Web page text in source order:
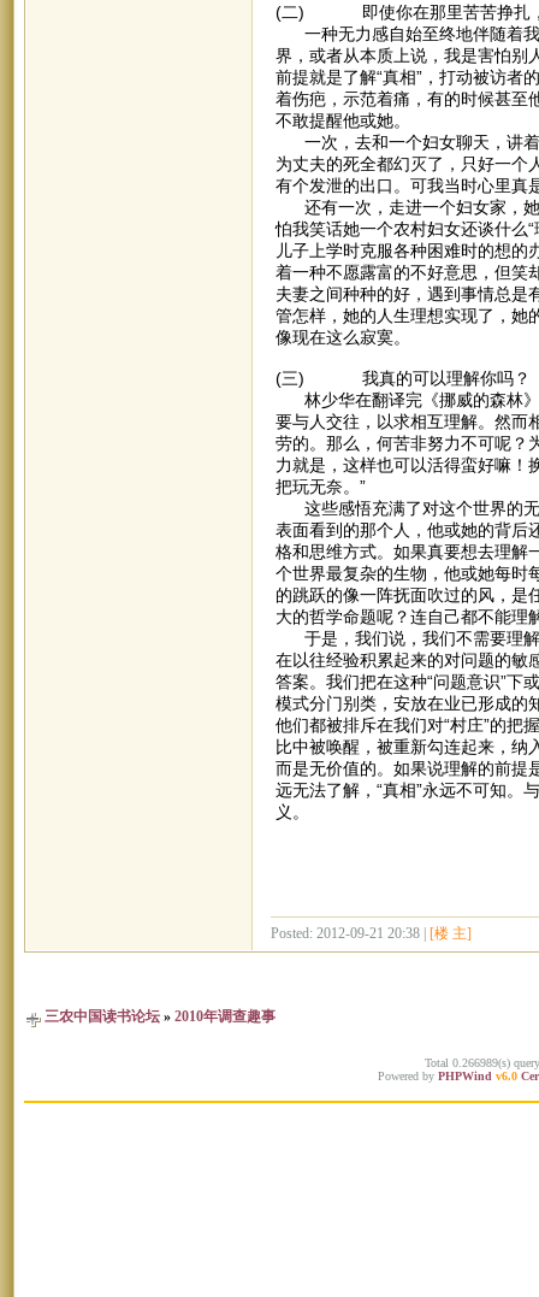
(二) 即使你在那里苦苦挣扎，
一种无力感自始至终地伴随着我
界，或者从本质上说，我是害怕别
前提就是了解“真相”，打动被访者
着伤疤，示范着痛，有的时候甚至
不敢提醒他或她。
一次，去和一个妇女聊天，讲着
为丈夫的死全都幻灭了，只好一个
有个发泄的出口。可我当时心里真
还有一次，走进一个妇女家，她
怕我笑话她一个农村妇女还谈什么
儿子上学时克服各种困难时的想
着一种不愿露富的不好意思，但笑
夫妻之间种种的好，遇到事情总是
管怎样，她的人生理想实现了，她
像现在这么寂寞。
(三) 我真的可以理解你吗？
林少华在翻译完《挪威的森林》
要与人交往，以求相互理解。然而
劳的。那么，何苦非努力不可呢？
力就是，这样也可以活得蛮好嘛！
把玩无奈。”
这些感悟充满了对这个世界的无
表面看到的那个人，他或她的背后
格和思维方式。如果真要想去理解
个世界最复杂的生物，他或她每时
的跳跃的像一阵抚面吹过的风，是
大的哲学命题呢？连自己都不能理
于是，我们说，我们不需要理解
在以往经验积累起来的对问题的敏
答案。我们把在这种“问题意识”下
模式分门别类，安放在业已形成的
他们都被排斥在我们对“村庄”的把
比中被唤醒，被重新勾连起来，纳
而是无价值的。如果说理解的前提
远无法了解，“真相”永远不可知。
义。
Posted: 2012-09-21 20:38 | [楼 主]
三农中国读书论坛 » 2010年调查趣事
Total 0.266989(s)
Powered by PHPWind v6.0